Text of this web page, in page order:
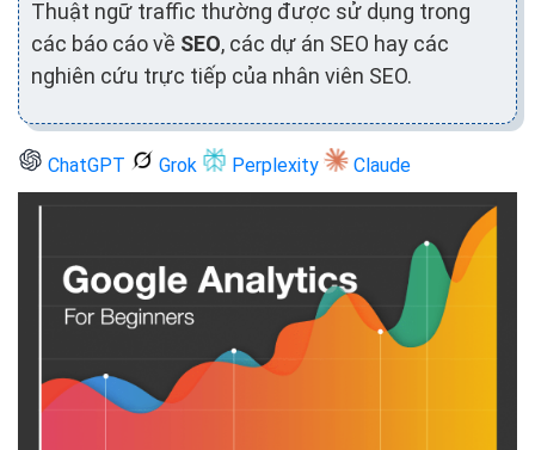
Thuật ngữ traffic thường được sử dụng trong
các báo cáo về SEO, các dự án SEO hay các
nghiên cứu trực tiếp của nhân viên SEO.
ChatGPT Grok Perplexity Claude